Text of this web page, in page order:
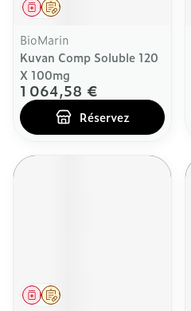
Sur prescription
Médicament
BioMarin
Kuvan Comp Soluble 120
X 100mg
1 064,58 €
Réservez
Sur prescription
Médicament